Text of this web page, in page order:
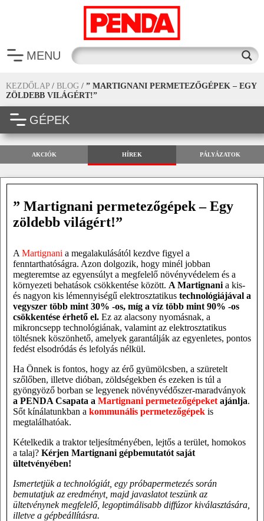
MENU
KEZDŐLAP / BLOG / ” MARTIGNANI PERMETEZŐGÉPEK – EGY
ZÖLDEBB VILÁGÉRT!”
GÉPEK
AKCIÓK HÍREK PÁLYÁZATOK
” Martignani permetezőgépek – Egy
zöldebb világért!”
A Martignani a megalakulásától kezdve figyel a
fenntarthatóságra. Azon dolgozik, hogy minél jobban
megteremtse az egyensúlyt a megfelelő növényvédelem és a
környezeti behatások csökkentése között. A Martignani a kis-
és nagyon kis lémennyiségű elektrosztatikus technológiájával a
vegyszer több mint 30% -os, míg a víz több mint 90% -os
csökkentése érhető el. Ez az alacsony nyomásnak, a
mikroncsepp technológiának, valamint az elektrosztatikus
töltésnek köszönhető, amelyek garantálják az egyenletes, pontos
fedést elsodródás és lefolyás nélkül.
Ha Önnek is fontos, hogy az érő gyümölcsben, a szüretelt
szőlőben, illetve dióban, zöldségekben és ezeken is túl a
gyöngyöző borban se legyenek növényvédőszer-maradványok
a PENDA Csapata a Martignani permetezőgépeket ajánlja.
Sőt kínálatunkban a kommunális permetezőgépek is
megtalálhatóak.
Kételkedik a traktor teljesítményében, lejtős a terület, homokos
a talaj? Kérjen Martignani gépbemutatót saját
ültetvényében!
Ismertetjük a technológiát, egy próbapermetezés során
bemutatjuk az eredményt, majd javaslatot teszünk az
ültetvénynek megfelelő, legoptimálisabb diffúzor kiválasztására,
illetve a gépbeállításra.